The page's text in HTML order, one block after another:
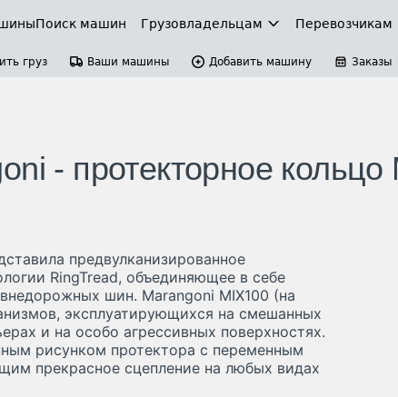
Поиск машин Грузовладельцам Перевозчикам
груз Ваши машины Добавить машину Заказы
- протекторное кольцо
предвулканизированное
RingTread, объединяющее в себе
шин. Marangoni MIX100 (на
эксплуатирующихся на смешанных
и на особо агрессивных поверхностях.
рисунком протектора с переменным
прекрасное сцепление на любых видах